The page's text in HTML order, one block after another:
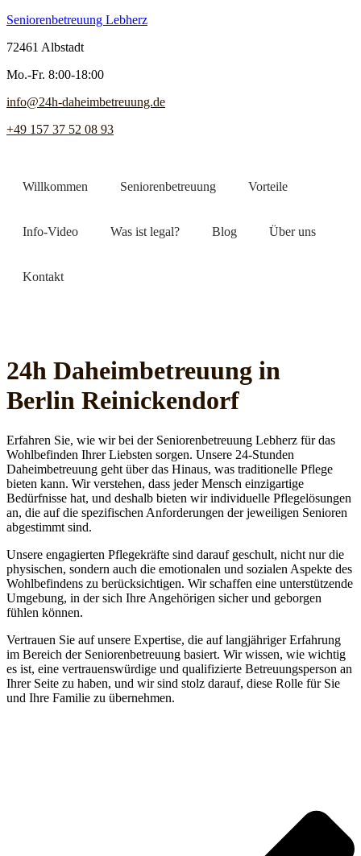
Seniorenbetreuung Lebherz
72461 Albstadt
Mo.-Fr. 8:00-18:00
info@24h-daheimbetreuung.de
+49 157 37 52 08 93
Willkommen Seniorenbetreuung Vorteile
Info-Video Was ist legal? Blog Über uns
Kontakt
24h Daheim­betreuung in
Berlin Reinickendorf
Erfahren Sie, wie wir bei der Seniorenbetreuung Lebherz für das
Wohlbefinden Ihrer Liebsten sorgen. Unsere 24-Stunden
Daheimbetreuung geht über das Hinaus, was traditionelle Pflege
bieten kann. Wir verstehen, dass jeder Mensch einzigartige
Bedürfnisse hat, und deshalb bieten wir individuelle Pflegelösungen
an, die auf die spezifischen Anforderungen der jeweiligen Senioren
abgestimmt sind.
Unsere engagierten Pflegekräfte sind darauf geschult, nicht nur die
physischen, sondern auch die emotionalen und sozialen Aspekte des
Wohlbefindens zu berücksichtigen. Wir schaffen eine unterstützende
Umgebung, in der sich Ihre Angehörigen sicher und geborgen
fühlen können.
Vertrauen Sie auf unsere Expertise, die auf langjähriger Erfahrung
im Bereich der Seniorenbetreuung basiert. Wir wissen, wie wichtig
es ist, eine vertrauenswürdige und qualifizierte Betreuungsperson an
Ihrer Seite zu haben, und wir sind stolz darauf, diese Rolle für Sie
und Ihre Familie zu übernehmen.